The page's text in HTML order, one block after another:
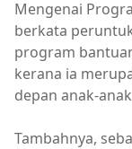
Mengenai
berkata
program
kerana ia
depan anak-
Tambahnya,